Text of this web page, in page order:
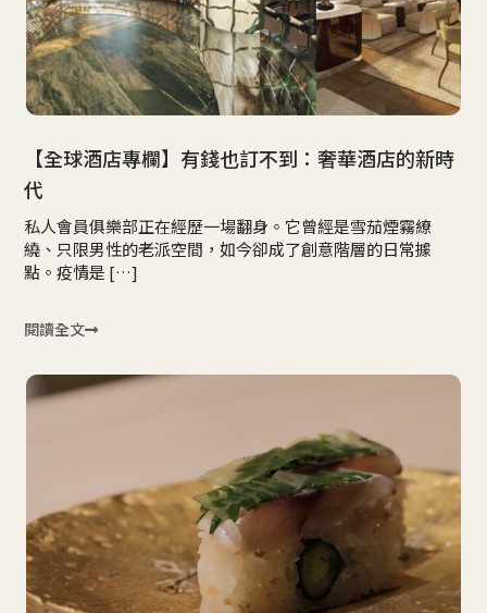
【全球酒店專欄】有錢也訂不到：奢華酒店的新時
代
私人會員俱樂部正在經歷一場翻身。它曾經是雪茄煙霧繚
繞、只限男性的老派空間，如今卻成了創意階層的日常據
點。疫情是 […]
閱讀全文